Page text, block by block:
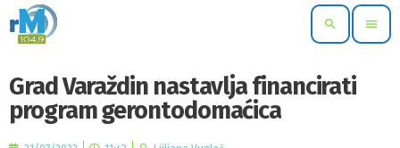
search menu
Grad Varaždin nastavlja financirati
program gerontodomaćica